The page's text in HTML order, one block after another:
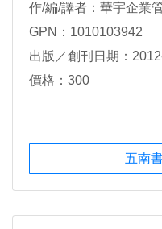
作/編/譯者：華宇企業
GPN：1010103942
出版／創刊日期：
價格：300
五南